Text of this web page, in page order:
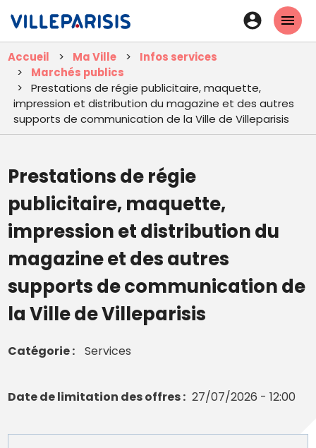
contenu
principal
En-
tête
Accueil Ma Ville
Infos services
Marchés publics
Prestations de régie publicitaire, maquette,
impression et distribution du magazine et des autres
supports de communication de la Ville de Villeparisis
Prestations de régie
publicitaire, maquette,
impression et distribution du
magazine et des autres
supports de communication de
la Ville de Villeparisis
Catégorie Services
Date de limitation des offres 27/07/2026 - 12:00